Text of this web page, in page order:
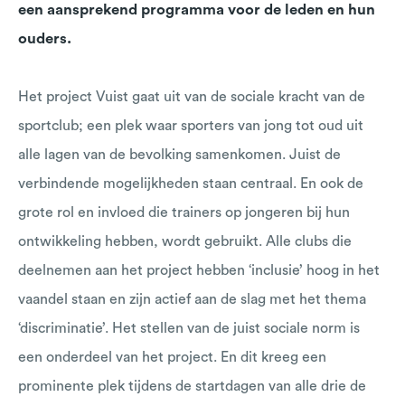
een aansprekend programma voor de leden en hun
ouders.
Het project Vuist gaat uit van de sociale kracht van de
sportclub; een plek waar sporters van jong tot oud uit
alle lagen van de bevolking samenkomen. Juist de
verbindende mogelijkheden staan centraal. En ook de
grote rol en invloed die trainers op jongeren bij hun
ontwikkeling hebben, wordt gebruikt. Alle clubs die
deelnemen aan het project hebben ‘inclusie’ hoog in het
vaandel staan en zijn actief aan de slag met het thema
‘discriminatie’. Het stellen van de juist sociale norm is
een onderdeel van het project. En dit kreeg een
prominente plek tijdens de startdagen van alle drie de